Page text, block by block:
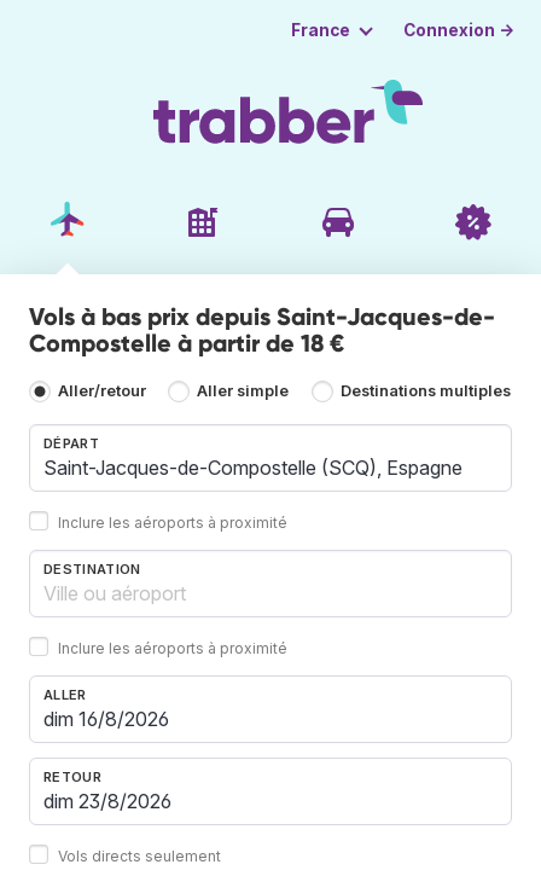
France Connexion →
Vols à bas prix depuis Saint-Jacques-de-
Compostelle à partir de 18 €
Aller/retour Aller simple Destinations multiples
DÉPART
Inclure les aéroports à proximité
DESTINATION
Inclure les aéroports à proximité
ALLER
RETOUR
Vols directs seulement